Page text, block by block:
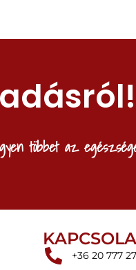
többet az
+36 20 777